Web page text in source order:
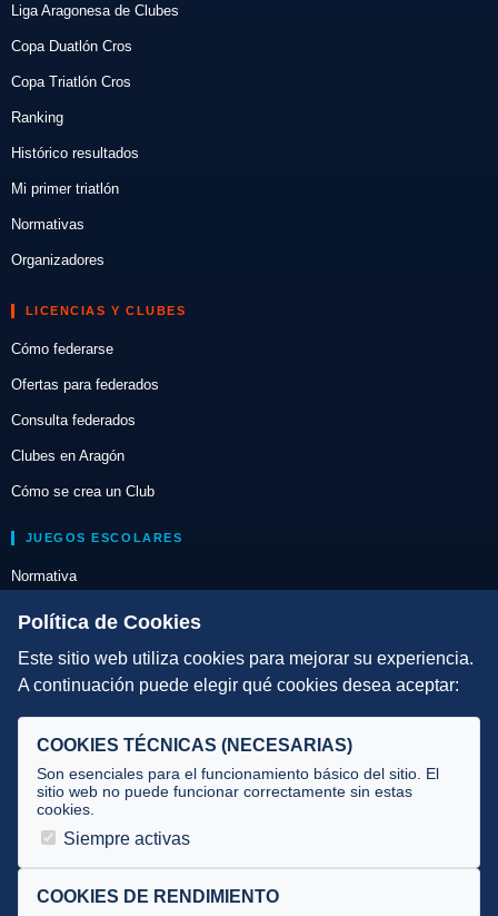
Liga Aragonesa de Clubes
Copa Duatlón Cros
Copa Triatlón Cros
Ranking
Histórico resultados
Mi primer triatlón
Normativas
Organizadores
LICENCIAS Y CLUBES
Cómo federarse
Ofertas para federados
Consulta federados
Clubes en Aragón
Cómo se crea un Club
JUEGOS ESCOLARES
Normativa
Escuelas de Triatlón
DIRECCIÓN TÉCNICA
Selecciones
Tecnificación
JUECES Y OFICIALES
Documentos
Política de Cookies
Este sitio web utiliza cookies para mejorar su experiencia.
A continuación puede elegir qué cookies desea aceptar:
COOKIES TÉCNICAS (NECESARIAS)
Son esenciales para el funcionamiento básico del sitio. El
sitio web no puede funcionar correctamente sin estas
cookies.
Siempre activas
COOKIES DE RENDIMIENTO